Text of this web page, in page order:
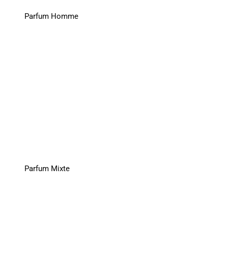
Parfum Homme
Parfum Mixte